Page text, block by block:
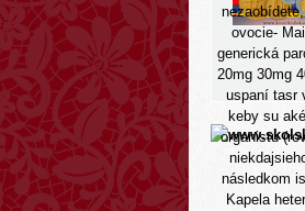
ovocie-
generická
20mg 30mg
uspaní tasr
keby su
organistu
následkom
Kapela